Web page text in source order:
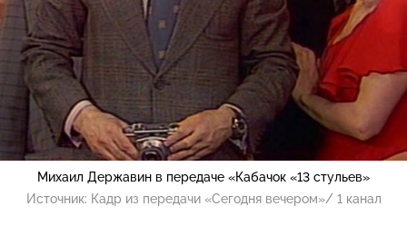
Михаил Державин в передаче «Кабачок «13 стульев»
Источник: Кадр из передачи «Сегодня вечером»/ 1 канал